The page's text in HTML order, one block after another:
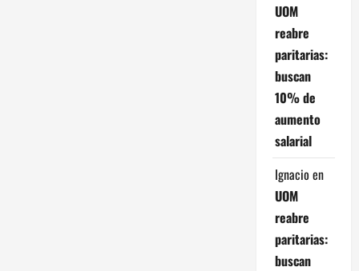
UOM
reabre
paritarias:
buscan
10% de
aumento
salarial
Ignacio en
UOM
reabre
paritarias:
buscan